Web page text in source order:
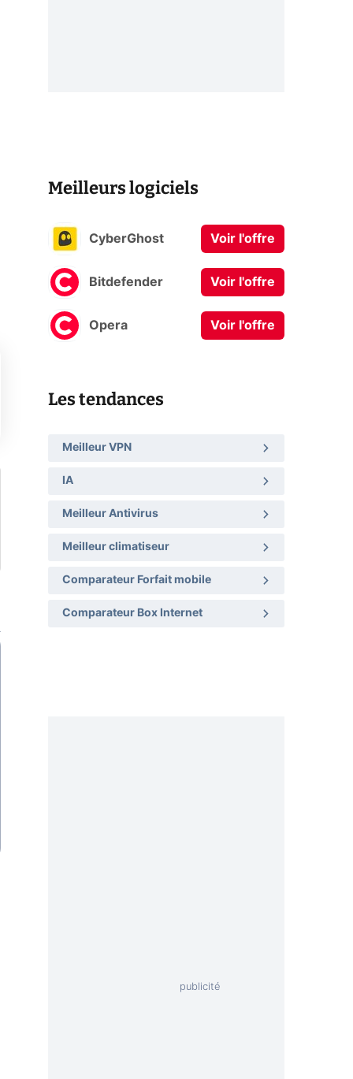
Meilleurs logiciels
CyberGhost Voir l'offre
Bitdefender Voir l'offre
Opera Voir l'offre
Les tendances
Meilleur VPN
IA
Meilleur Antivirus
Meilleur climatiseur
Comparateur Forfait mobile
Comparateur Box Internet